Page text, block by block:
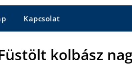
Kapcsolat
kolbász